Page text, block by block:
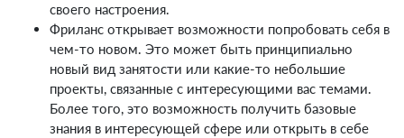
своего настроения.
Фриланс открывает возможности попробовать себя в
чем-то новом. Это может быть принципиально
новый вид занятости или какие-то небольшие
проекты, связанные с интересующими вас темами.
Более того, это возможность получить базовые
знания в интересующей сфере или открыть в себе